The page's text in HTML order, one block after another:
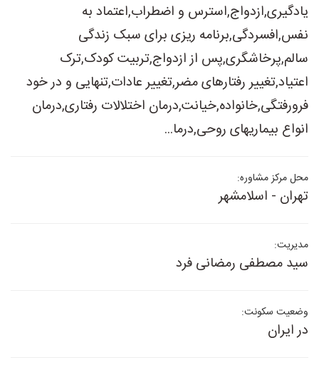
یادگیری,ازدواج,استرس و اضطراب,اعتماد به
نفس,افسردگی,برنامه ریزی برای سبک زندگی
سالم,پرخاشگری,پس از ازدواج,تربیت کودک,ترک
اعتیاد,تغییر رفتارهای مضر,تغییر عادات,تنهایی و در خود
فرورفتگی,خانواده,خیانت,درمان اختلالات رفتاری,درمان
انواع بیماریهای روحی,درما...
محل مرکز مشاوره:
تهران - اسلامشهر
مدیریت:
سید مصطفی رمضانی فرد
وضعیت سکونت:
در ایران